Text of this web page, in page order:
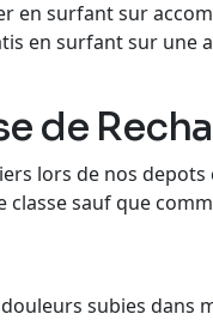
en surfant sur
en surfant sur une
de
lors de nos
classe sauf que
subies dans